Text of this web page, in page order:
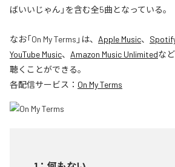
ばいいじゃん」を含む全5曲となっている。
なお「On My Terms 」は、 Apple Music、
YouTube Music、 Amazon Music Unlimitedな
聴くことができる。
各配信サービス： On My Terms